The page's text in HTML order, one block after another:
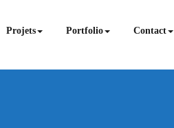
Projets Portfolio Contact